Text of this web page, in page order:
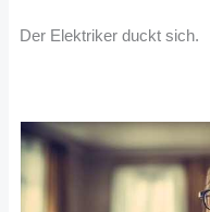
Der Elektriker duckt sich.